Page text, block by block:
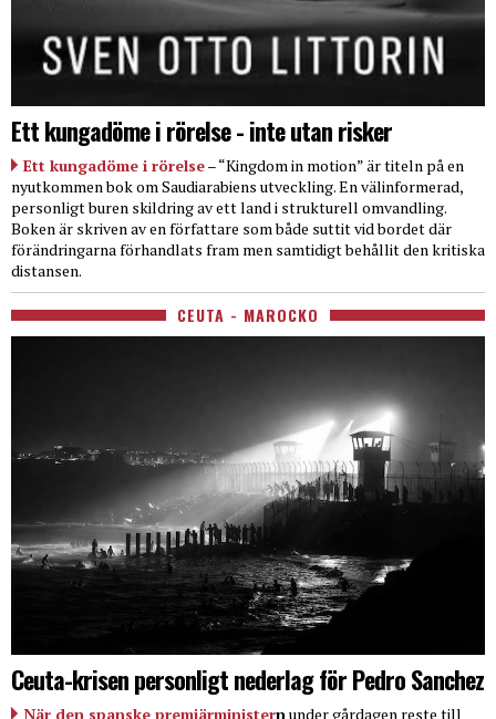
Ett kungadöme i rörelse - inte utan risker
Ett kungadöme i rörelse– “Kingdom in motion” är titeln på en
nyutkommen bok om Saudiarabiens utveckling. En välinformerad,
personligt buren skildring av ett land i strukturell omvandling.
Boken är skriven av en författare som både suttit vid bordet där
förändringarna förhandlats fram men samtidigt behållit den kritiska
distansen.
CEUTA - MAROCKO
Ceuta-krisen personligt nederlag för Pedro Sanchez
När den spanske premiärministern under gårdagen reste till